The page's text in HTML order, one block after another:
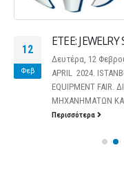
12
Φεβ
ETEE:
Δευτέρα, 12
APRIL 2024.
EQUIPMENT
ΜΗΧΑΝΗΜΑΤΩΝ
Περισσότερα